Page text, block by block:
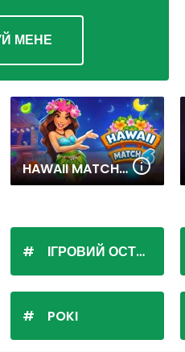
МЕНЕ
HAWAII MATCH 6
ІГРОВИЙ ОСТРІВ
POKI